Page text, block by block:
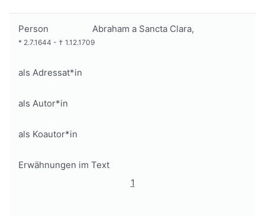
Person Abraham a Sancta Clara,
* 2.7.1644 - † 1.12.1709
als Adressat*in
als Autor*in
als Koautor*in
Erwähnungen im Text
1